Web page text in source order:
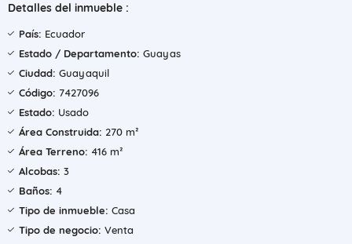
Detalles del inmueble :
País: Ecuador
Estado / Departamento: Guayas
Ciudad: Guayaquil
Código: 7427096
Estado: Usado
Área Construida: 270 m²
Área Terreno: 416 m²
Alcobas: 3
Baños: 4
Tipo de inmueble: Casa
Tipo de negocio: Venta